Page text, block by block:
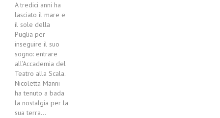
A tredici anni ha
lasciato il mare e
il sole della
Puglia per
inseguire il suo
sogno: entrare
all’Accademia del
Teatro alla Scala.
Nicoletta Manni
ha tenuto a bada
la nostalgia per la
sua terra…